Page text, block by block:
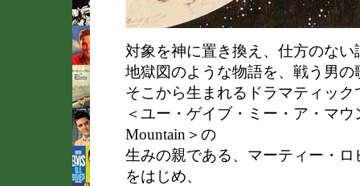
対象を神に置き換え、仕方のな
地獄図のような物語を、戦う男の
そこから生まれるドラマティッ
＜ユー・ゲイブ・ミー・ア・マウ
Mountain＞の
生みの親である、マーティー・
をはじめ、